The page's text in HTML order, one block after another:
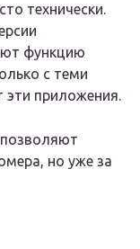
технически.
функцию
с теми
приложения.
но уже за